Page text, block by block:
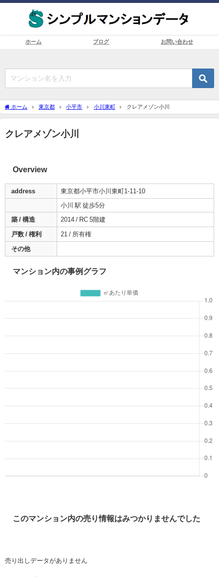
ホーム ブログ お問い合わせ
ホーム 東京都 小平市 小川東町 クレアメゾン小川
クレアメゾン小川
Overview
address 東京都小平市小川東町1-11-10
小川 駅 徒歩5分
築 / 構造 2014 / RC 5階建
戸数 / 権利 21 / 所有権
その他
マンション内の事例グラフ
このマンション内の売り情報はみつかりませんでした
売り出しデータがありません